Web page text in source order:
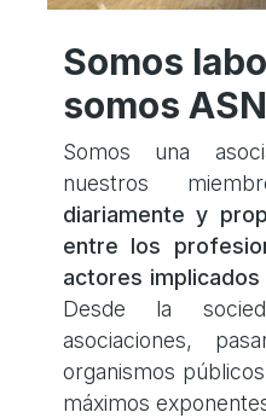
Somos
somos
Somos una
nuestros
diariamente y
entre los
actores
Desde la
asociaciones,
organismos
máximos